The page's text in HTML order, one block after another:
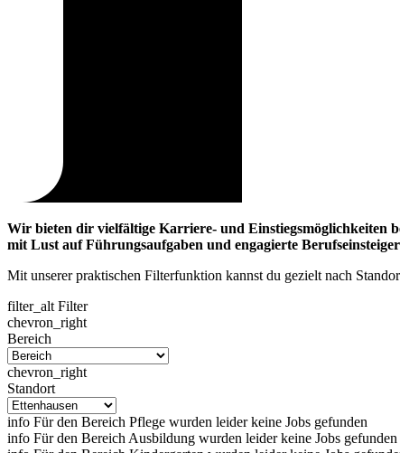
Wir bieten dir vielfältige Karriere- und Einstiegsmöglichkeiten
mit Lust auf Führungsaufgaben und engagierte
Mit unserer praktischen Filterfunktion kannst du gezielt nach
filter_alt Filter
chevron_right
Bereich
chevron_right
Standort
info Für den Bereich Pflege wurden leider keine Jobs gefunden
info Für den Bereich Ausbildung wurden leider keine Jobs gefunden